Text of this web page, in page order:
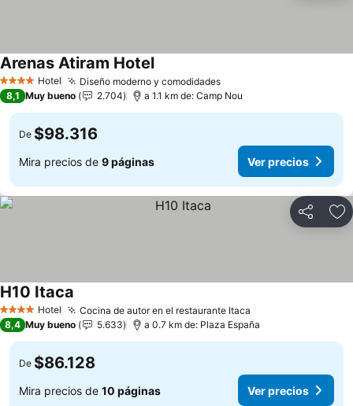
4 EstrellasHotel Diseño moderno y comodidades
Arenas Atiram Hotel
8,1 Muy bueno 2.704 a 1.1 km de: Camp Nou
De $98.316
Mira precios de 9 páginas Ver precios
Compartir
4 EstrellasHotel Cocina de autor en el restaurante Itaca
H10 Itaca
8,4 Muy bueno 5.633 a 0.7 km de: Plaza España
De $86.128
Mira precios de 10 páginas Ver precios